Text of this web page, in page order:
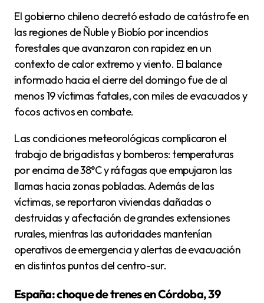
El gobierno chileno decretó estado de catástrofe en
las regiones de Ñuble y Biobío por incendios
forestales que avanzaron con rapidez en un
contexto de calor extremo y viento. El balance
informado hacia el cierre del domingo fue de al
menos 19 víctimas fatales, con miles de evacuados y
focos activos en combate.
Las condiciones meteorológicas complicaron el
trabajo de brigadistas y bomberos: temperaturas
por encima de 38°C y ráfagas que empujaron las
llamas hacia zonas pobladas. Además de las
víctimas, se reportaron viviendas dañadas o
destruidas y afectación de grandes extensiones
rurales, mientras las autoridades mantenían
operativos de emergencia y alertas de evacuación
en distintos puntos del centro-sur.
España: choque de trenes en Córdoba, 39